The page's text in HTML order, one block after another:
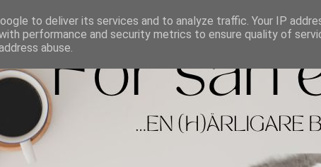
to deliver its services and to analyze traffic. Your IP
performance and security metrics to ensure quality of
abuse.